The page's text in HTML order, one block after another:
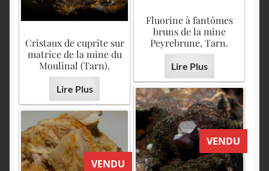
Fluorine à fantômes
bruns de la mine
Peyrebrune, Tarn.
Lire Plus
Cristaux de cuprite sur
matrice de la mine du
Moulinal (Tarn).
Lire Plus
VENDU
VENDU